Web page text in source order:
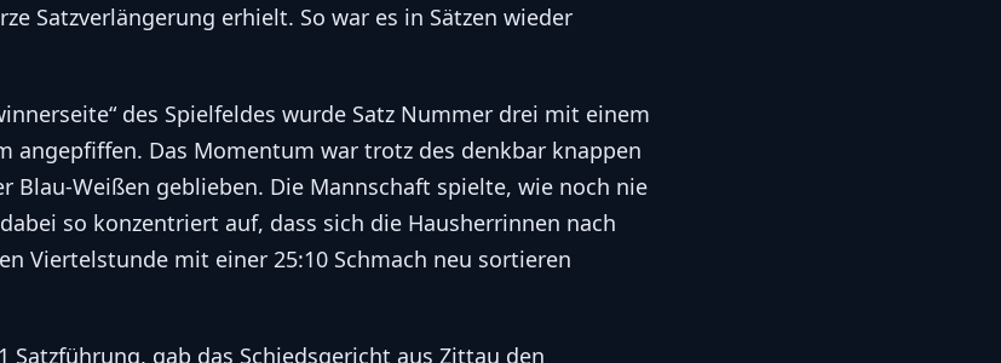
Satzverlängerung erhielt. So war es in Sätzen wieder
des Spielfeldes wurde Satz Nummer drei mit einem
angepfiffen. Das Momentum war trotz des denkbar knappen
Blau-Weißen geblieben. Die Mannschaft spielte, wie noch nie
so konzentriert auf, dass sich die Hausherrinnen nach
Viertelstunde mit einer 25:10 Schmach neu sortieren
Satzführung, gab das Schiedsgericht aus Zittau den